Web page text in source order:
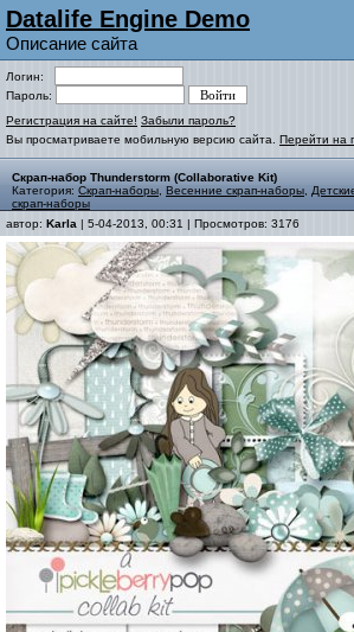
Datalife Engine Demo
Описание сайта
Логин:
Пароль:
Регистрация на сайте! Забыли пароль?
Вы просматриваете мобильную версию сайта. Перейти на
Скрап-набор Thunderstorm (Collaborative Kit)
Категория: Скрап-наборы Весенние скрап-наборы
скрап-наборы
автор: Karla | 5-04-2013, 00:31 | Просмотров: 3176